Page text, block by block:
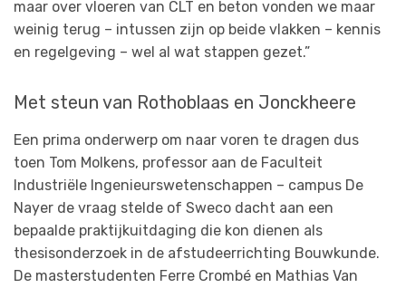
maar over vloeren van CLT en beton vonden we maar
weinig terug – intussen zijn op beide vlakken – kennis
en regelgeving – wel al wat stappen gezet.”
Met steun van Rothoblaas en Jonckheere
Een prima onderwerp om naar voren te dragen dus
toen Tom Molkens, professor aan de Faculteit
Industriële Ingenieurswetenschappen – campus De
Nayer de vraag stelde of Sweco dacht aan een
bepaalde praktijkuitdaging die kon dienen als
thesisonderzoek in de afstudeerrichting Bouwkunde.
De masterstudenten Ferre Crombé en Mathias Van